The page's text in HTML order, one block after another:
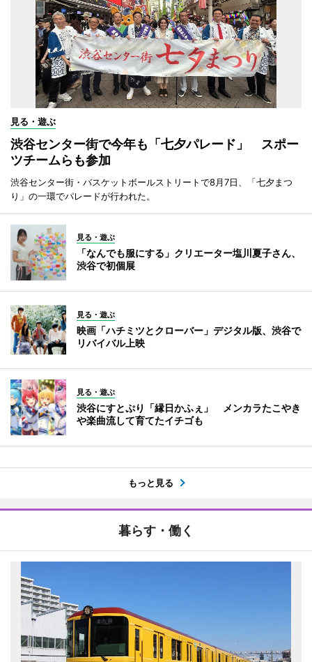
見る・遊ぶ
渋谷センター街で今年も「七夕パレード」 スポー
ツチームらも参加
渋谷センター街・バスケットボールストリートで8月7日、「七夕まつ
り」の一環でパレードが行われた。
見る・遊ぶ
「なんでも服にする」クリエーター塩川夏子さん、
渋谷で初個展
見る・遊ぶ
映画「ハチミツとクローバー」デジタル版、渋谷で
リバイバル上映
見る・遊ぶ
渋谷にすとぷり「縁日かふぇ」 メンカラたこやき
や楽曲流して育てたイチゴも
もっと見る
暮らす・働く